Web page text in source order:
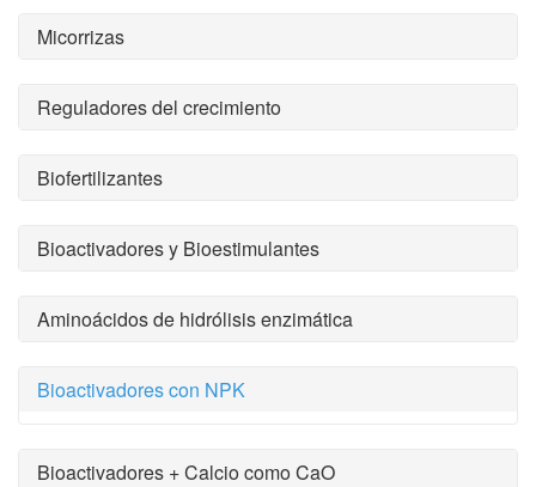
Micorrizas
Reguladores del crecimiento
Biofertilizantes
Bioactivadores y Bioestimulantes
Aminoácidos de hidrólisis enzimática
Bioactivadores con NPK
Bioactivadores + Calcio como CaO